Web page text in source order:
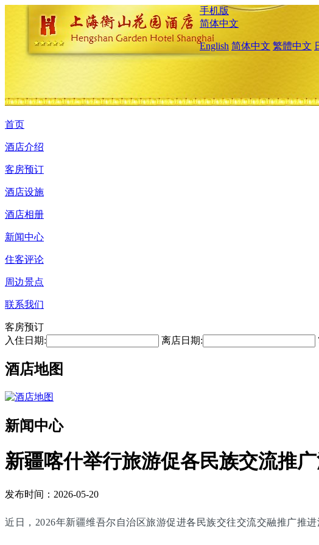
手机版
简体中文
English 简体中文 繁體中文
首页
酒店介绍
客房预订
酒店设施
酒店相册
新闻中心
住客评论
周边景点
联系我们
客房预订
入住日期:
离店日期:
酒店地图
新闻中心
新疆喀什举行旅游促各民族交流推
发布时间：2026-05-20
近日，2026年新疆维吾尔自治区旅游促进各民族交往交流交融推广推